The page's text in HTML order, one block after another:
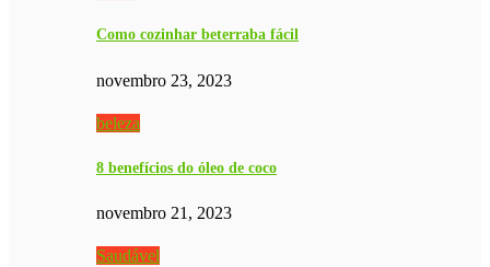
Como cozinhar beterraba fácil
novembro 23, 2023
beleza
8 benefícios do óleo de coco
novembro 21, 2023
Saudável